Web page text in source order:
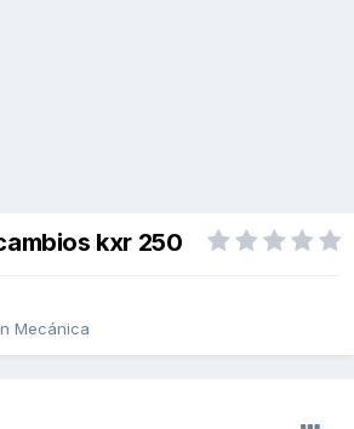
kxr 250
Mecánica